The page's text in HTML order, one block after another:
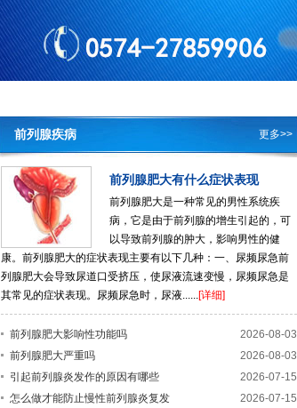
更多>>
前列腺疾病
前列腺肥大有什么症状表现
前列腺肥大是一种常见的男性系统疾
病，它是由于前列腺的增生引起的，可
以导致前列腺的肿大，影响男性的健
康。前列腺肥大的症状表现主要有以下几种：一、尿频尿急前
列腺肥大会导致尿道口受挤压，使尿液流速变慢，尿频尿急是
其常见的症状表现。尿频尿急时，尿液......[详细]
2026-08-03
前列腺肥大影响性功能吗
2026-08-03
前列腺肥大严重吗
2026-07-15
引起前列腺炎发作的原因有哪些
2026-07-15
怎么做才能防止慢性前列腺炎复发